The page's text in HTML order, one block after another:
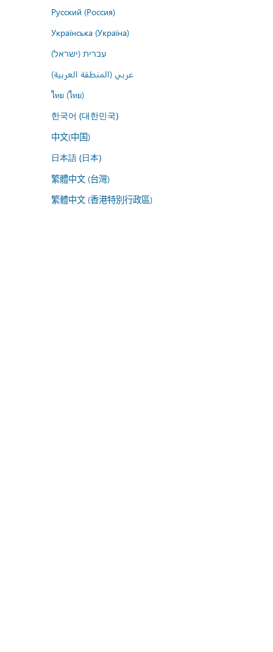
Русский (Россия)
Українська (Україна)
עברית (ישראל)
عربي (المنطقة العربية)
ไทย (ไทย)
한국어 (대한민국)
中文(中国)
日本語 (日本)
繁體中文 (台灣)
繁體中文 (香港特別行政區)